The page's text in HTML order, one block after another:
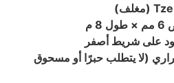
على شريط أصفر
(لا يتطلب حبرًا أو مسحوق